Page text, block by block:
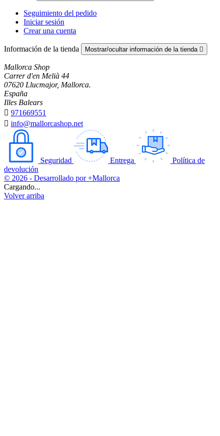
Seguimiento del pedido
Iniciar sesión
Crear una cuenta
Información de la tienda Mostrar/ocultar información de la tienda 
Mallorca Shop
Carrer d'en Melià 44
07620 Llucmajor, Mallorca.
España
Illes Balears
 971669551
 info@mallorcashop.net
Seguridad Entrega
Política de
devolución
© 2026 - Desarrollado por +Mallorca
Cargando...
Volver arriba